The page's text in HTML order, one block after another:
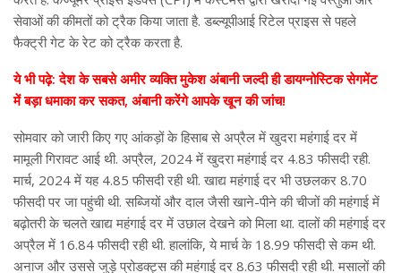
सेवाओं की कीमतों को ट्रैक किया जाता है. डब्ल्यूपीआई रिटेल प्राइस से पहले
फैक्ट्री गेट के रेट को ट्रैक करता है.
ये भी पढ़े: देश के सबसे अमीर व्यक्ति मुकेश अंबानी जल्दी ही डायग्नोस्टिक सेगमेंट
में बड़ा धमाका कर सकत, अंबानी करेंगे आपके खून की जांच!
सोमवार को जारी किए गए आंकड़ों के हिसाब से अप्रैल में खुदरा महंगाई दर में
मामूली गिरावट आई थी. अप्रैल, 2024 में खुदरा महंगाई दर 4.83 फीसदी रही.
मार्च, 2024 में यह 4.85 फीसदी रही थी. खाद्य महंगाई दर भी उछलकर 8.70
फीसदी पर जा पहुंची थी. सब्जियों और दाल जैसी खाने-पीने की चीजों की महंगाई में
बढ़ोतरी के चलते खाद्य महंगाई दर में उछाल देखने को मिला था. दालों की महंगाई दर
अप्रैल में 16.84 फीसदी रही थी. हालांकि, ये मार्च के 18.99 फीसदी से कम थी.
अनाज और उससे जुड़े प्रोडक्ट्स की महंगाई दर 8.63 फीसदी रही थी. मसालों की